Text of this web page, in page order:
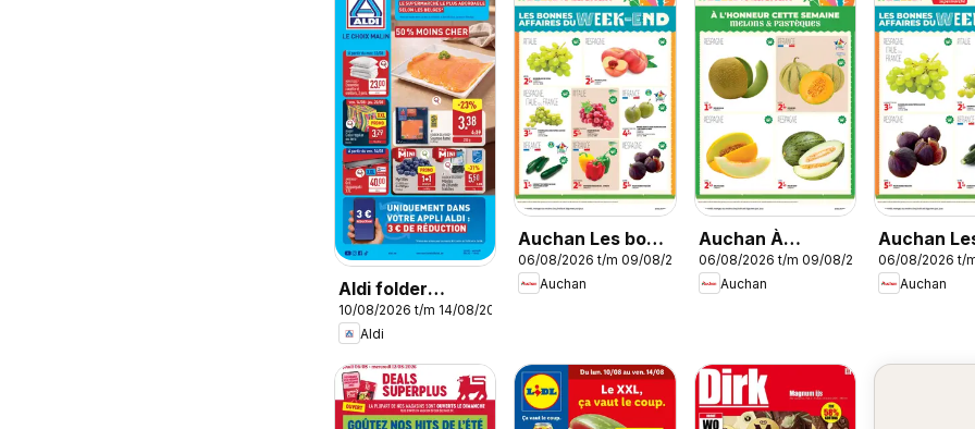
Aldi folder
semaine 33
10/08/2026 t/m 14/08/2026
Aldi
Auchan Les bons
plans du week
end dans votre
06/08/2026 t/m 09/08/2026
Auchan
Auchan À
l'honneur cette
semaine
06/08/2026 t/m 09/08/2026
Auchan
Auchan
plans du
end dans
06/08/2026 t/
Auchan